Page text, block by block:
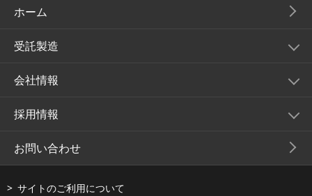
ホーム
受託製造
会社情報
採用情報
お問い合わせ
サイトのご利用について